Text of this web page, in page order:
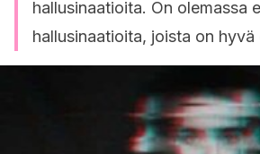
hallusinaatioita. On olemassa
hallusinaatioita, joista on hyvä